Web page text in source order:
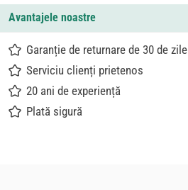
Avantajele noastre
Garanție de returnare de 30 de zile
Serviciu clienți prietenos
20 ani de experiență
Plată sigură